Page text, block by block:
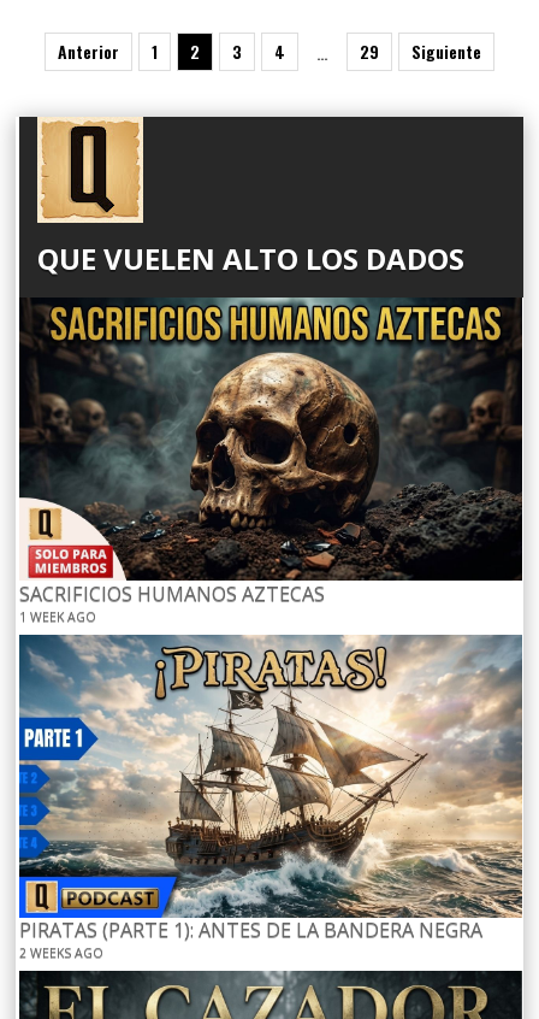
Anterior 1 2 3 4 … 29 Siguiente
QUE VUELEN ALTO LOS DADOS
SACRIFICIOS HUMANOS AZTECAS
1 WEEK AGO
PIRATAS (PARTE 1): ANTES DE LA BANDERA NEGRA
2 WEEKS AGO